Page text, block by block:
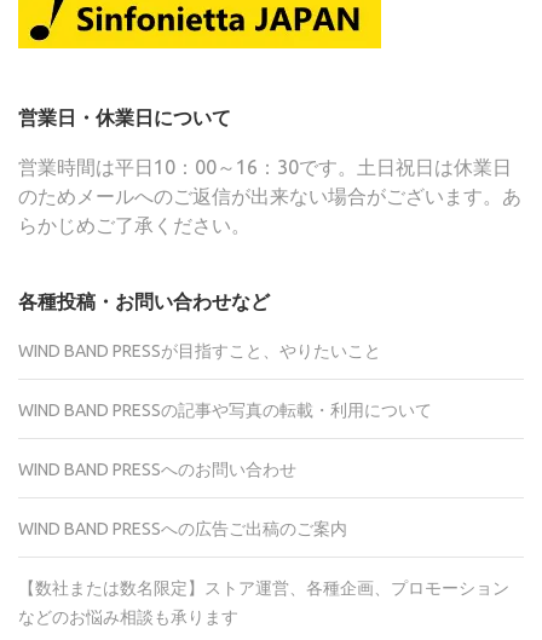
営業日・休業日について
営業時間は平日10：00～16：30です。土日祝日は休業日
のためメールへのご返信が出来ない場合がございます。あ
らかじめご了承ください。
各種投稿・お問い合わせなど
WIND BAND PRESSが目指すこと、やりたいこと
WIND BAND PRESSの記事や写真の転載・利用について
WIND BAND PRESSへのお問い合わせ
WIND BAND PRESSへの広告ご出稿のご案内
【数社または数名限定】ストア運営、各種企画、プロモーション
などのお悩み相談も承ります